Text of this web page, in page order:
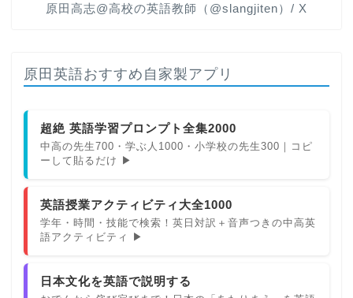
原田高志@高校の英語教師（@slangjiten）/ X
原田英語おすすめ自家製アプリ
超絶 英語学習プロンプト全集2000
中高の先生700・学ぶ人1000・小学校の先生300｜コピ
ーして貼るだけ ▶
英語授業アクティビティ大全1000
学年・時間・技能で検索！英日対訳＋音声つきの中高英
語アクティビティ ▶
日本文化を英語で説明する